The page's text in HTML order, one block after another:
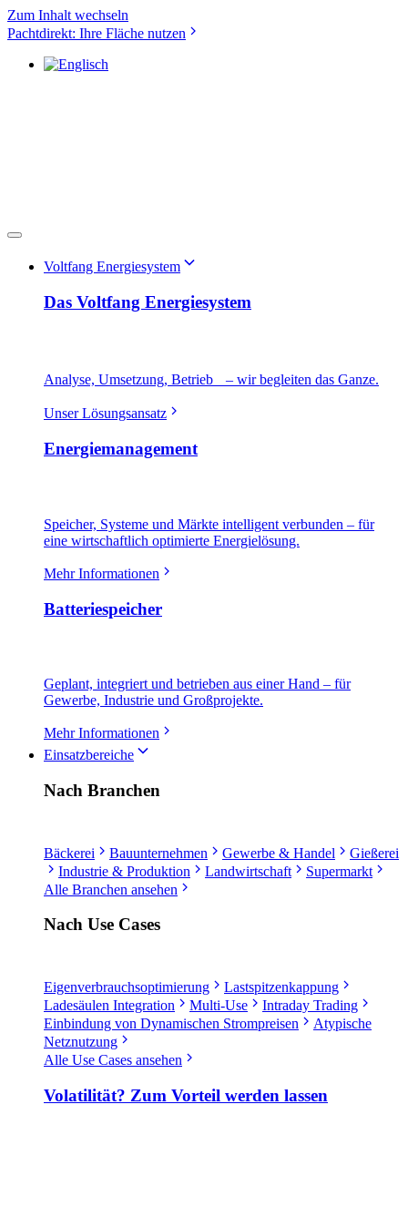
Zum Inhalt wechseln
Pachtdirekt: Ihre Fläche nutzen
Voltfang Energiesystem
Das Voltfang Energiesystem
Analyse, Umsetzung, Betrieb – wir begleiten das Ganze.
Unser Lösungsansatz
Energiemanagement
Speicher, Systeme und Märkte intelligent verbunden – für
eine wirtschaftlich optimierte Energielösung.
Mehr Informationen
Batteriespeicher
Geplant, integriert und betrieben aus einer Hand – für
Gewerbe, Industrie und Großprojekte.
Mehr Informationen
Einsatzbereiche
Nach Branchen
Bäckerei Bauunternehmen Gewerbe & Handel
Gießerei
Industrie & Produktion
Landwirtschaft
Supermarkt
Alle Branchen ansehen
Nach Use Cases
Eigenverbrauchsoptimierung
Lastspitzenkappung
Ladesäulen Integration
Multi-Use
Intraday Trading
Einbindung von Dynamischen Strompreisen
Atypische
Netznutzung
Alle Use Cases ansehen
Volatilität? Zum Vorteil werden lassen